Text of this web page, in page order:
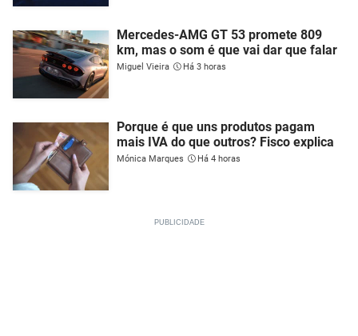
Mercedes-AMG GT 53 promete 809
km, mas o som é que vai dar que falar
Miguel Vieira Há 3 horas
Porque é que uns produtos pagam
mais IVA do que outros? Fisco explica
Mónica Marques Há 4 horas